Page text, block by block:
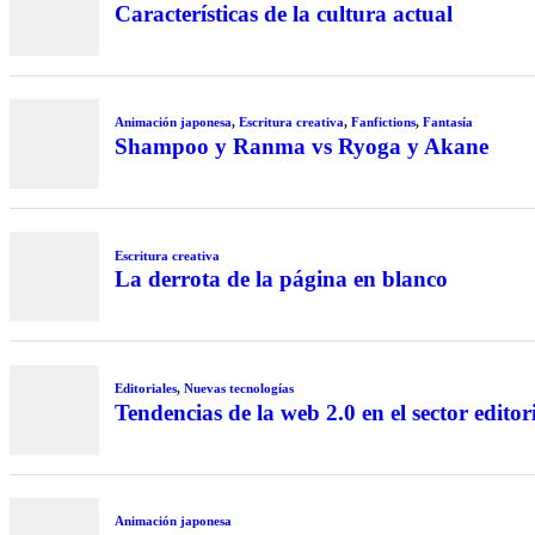
Características de la cultura actual
Animación japonesa, Escritura creativa, Fanfictions, Fantasía
Shampoo y Ranma vs Ryoga y Akane
Escritura creativa
La derrota de la página en blanco
Editoriales, Nuevas tecnologías
Tendencias de la web 2.0 en el sector
Animación japonesa